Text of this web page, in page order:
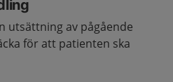
utsättning av pågående
för att patienten ska